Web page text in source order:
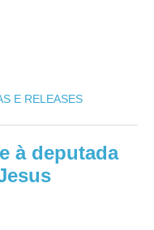
E RELEASES
à deputada